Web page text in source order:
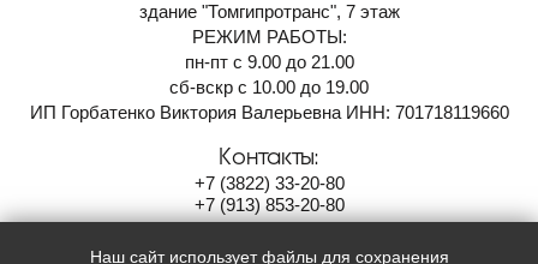
здание "Томгипротранс", 7 этаж
РЕЖИМ РАБОТЫ:
пн-пт с 9.00 до 21.00
сб-вскр с 10.00 до 19.00
ИП Горбатенко Виктория Валерьевна ИНН: 701718119660
Контакты:
+7 (3822) 33-20-80
+7 (913) 853-20-80
Наш сайт использует файлы для сохранения